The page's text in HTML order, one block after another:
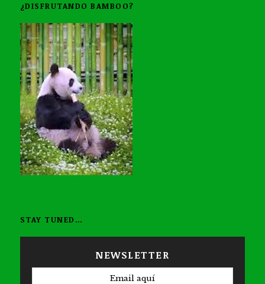
¿DISFRUTANDO BAMBOO?
STAY TUNED…
NEWSLETTER